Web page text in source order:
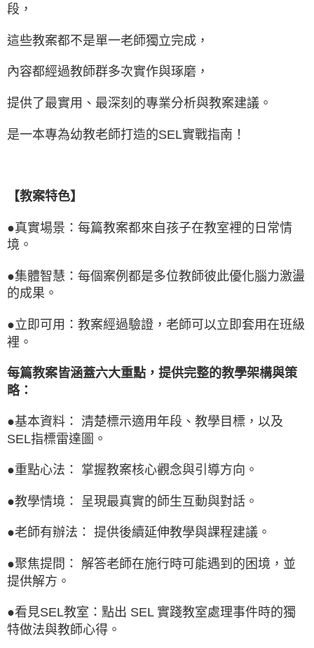
段，
這些教案都不是單一老師獨立完成，
內容都經過教師群多次實作與琢磨，
提供了最實用、最深刻的專業分析與教案建議。
是一本專為幼教老師打造的SEL實戰指南！
【教案特色】
●真實場景：每篇教案都來自孩子在教室裡的日常情
境。
●集體智慧：每個案例都是多位教師彼此優化腦力激盪
的成果。
●立即可用：教案經過驗證，老師可以立即套用在班級
裡。
每篇教案皆涵蓋六大重點，提供完整的教學架構與策
略：
●基本資料： 清楚標示適用年段、教學目標，以及
SEL指標雷達圖。
●重點心法： 掌握教案核心觀念與引導方向。
●教學情境： 呈現最真實的師生互動與對話。
●老師有辦法： 提供後續延伸教學與課程建議。
●聚焦提問： 解答老師在施行時可能遇到的困境，並
提供解方。
●看見SEL教室：點出 SEL 實踐教室處理事件時的獨
特做法與教師心得。